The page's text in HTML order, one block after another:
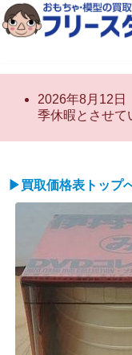
2026年8月12日
季休暇とさせて
▶買取価格表トップ